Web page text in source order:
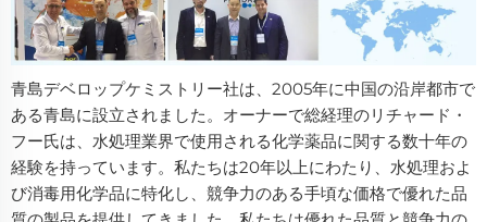
青島デベロップケミストリー社は、2005年に中国の沿岸都市で
ある青島に設立されました。オーナーで総経理のリチャード・
フー氏は、水処理業界で使用される化学薬品に関する数十年の
経験を持っています。私たちは20年以上にわたり、水処理およ
び消毒用化学品に特化し、競争力のある手頃な価格で優れた品